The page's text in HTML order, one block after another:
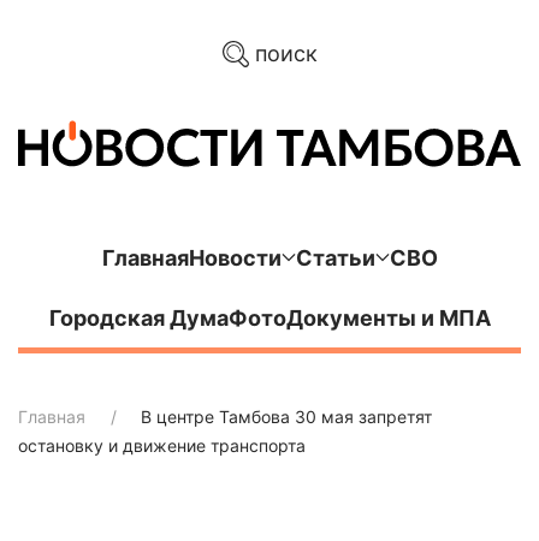
поиск
ГлавнаяНовости Статьи СВО
Городская ДумаФотоДокументы и МПА
Главная
В центре Тамбова 30 мая запретят
остановку и движение транспорта